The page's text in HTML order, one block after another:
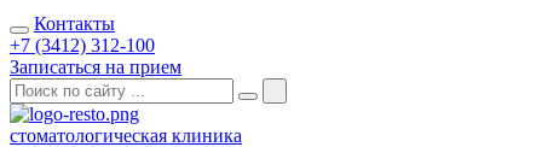
Контакты
+7 (3412) 312-100
Записаться на прием
стоматологическая клиника